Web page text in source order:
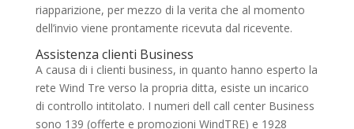
riapparizione, per mezzo di la verita che al momento
dell’invio viene prontamente ricevuta dal ricevente.
Assistenza clienti Business
A causa di i clienti business, in quanto hanno esperto la
rete Wind Tre verso la propria ditta, esiste un incarico
di controllo intitolato. I numeri dell call center Business
sono 139 (offerte e promozioni WindTRE) e 1928